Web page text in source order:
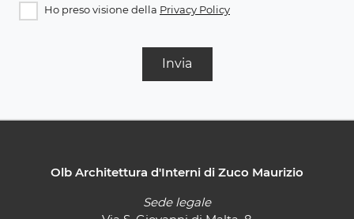
Ho preso visione della Privacy Policy
Invia
Olb Architettura d'Interni di Zuco Maurizio
Sede legale